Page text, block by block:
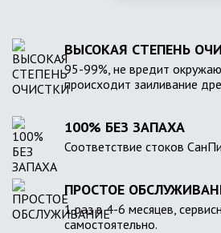
ВЫСОКАЯ СТЕПЕНЬ
95-99%, не вредит
происходит заиливание
100% БЕЗ ЗАПАХА
Соответствие стоков
ПРОСТОЕ
1 раз в 4-6 месяцев,
самостоятельно.